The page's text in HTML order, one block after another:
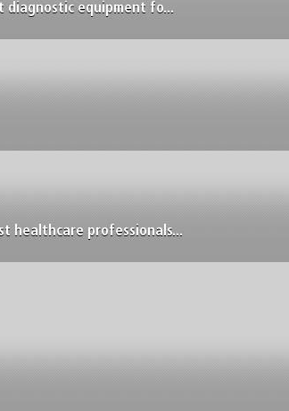
equipment fo...
healthcare professionals...